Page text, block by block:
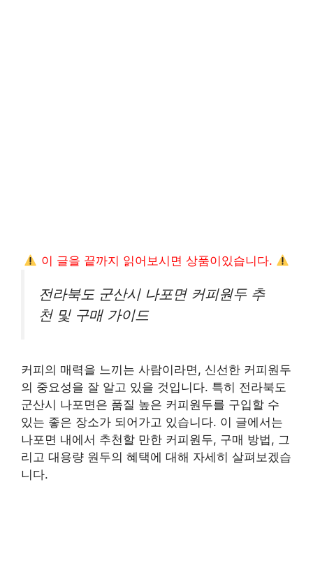
이 글을 끝까지 읽어보시면 상품이있습니다.
전라북도 군산시 나포면 커피원두 추
천 및 구매 가이드
커피의 매력을 느끼는 사람이라면, 신선한 커피원두
의 중요성을 잘 알고 있을 것입니다. 특히 전라북도
군산시 나포면은 품질 높은 커피원두를 구입할 수
있는 좋은 장소가 되어가고 있습니다. 이 글에서는
나포면 내에서 추천할 만한 커피원두, 구매 방법, 그
리고 대용량 원두의 혜택에 대해 자세히 살펴보겠습
니다.